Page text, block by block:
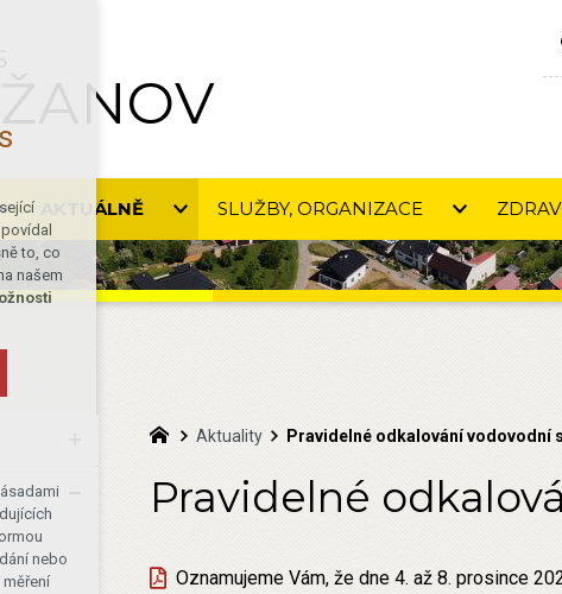
AKTUÁLNĚ SLUŽBY, ORGANIZACE
Aktuality Pravidelné odkalování vodovodní
Pravidelné
Oznamujeme Vám, že dne 4. až 8. prosince
to, co
našem
nebo